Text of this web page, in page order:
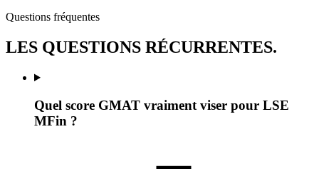
Questions fréquentes
LES QUESTIONS RÉCURRENTES.
Quel score GMAT vraiment viser pour LSE
MFin ?